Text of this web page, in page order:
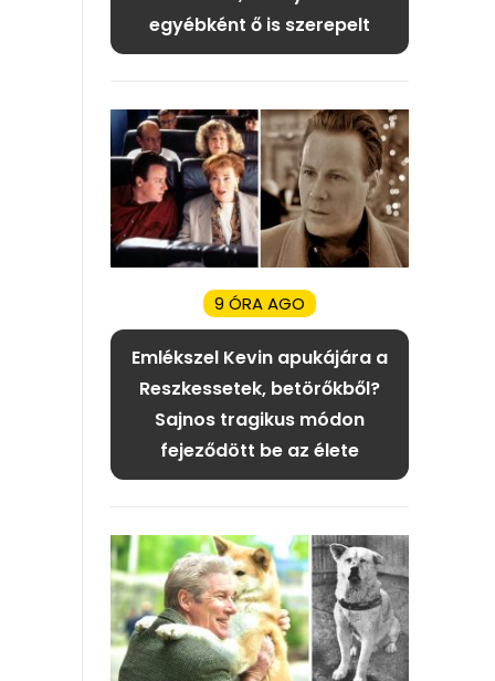
egyébként ő is szerepelt
9 ÓRA AGO
Emlékszel Kevin apukájára a
Reszkessetek, betörőkből?
Sajnos tragikus módon
fejeződött be az élete